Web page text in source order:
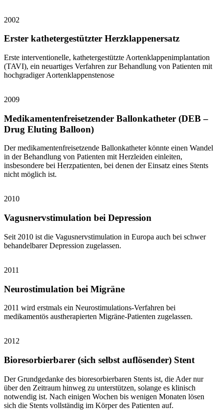
2002
Erster kathetergestützter Herzklappenersatz
Erste interventionelle, kathetergestützte Aortenklappenimplantation
(TAVI), ein neuartiges Verfahren zur Behandlung von Patienten mit
hochgradiger Aortenklappenstenose
2009
Medikamentenfreisetzender Ballonkatheter (DEB –
Drug Eluting Balloon)
Der medikamentenfreisetzende Ballonkatheter könnte einen Wandel
in der Behandlung von Patienten mit Herzleiden einleiten,
insbesondere bei Herzpatienten, bei denen der Einsatz eines Stents
nicht möglich ist.
2010
Vagusnervstimulation bei Depression
Seit 2010 ist die Vagusnervstimulation in Europa auch bei schwer
behandelbarer Depression zugelassen.
2011
Neurostimulation bei Migräne
2011 wird erstmals ein Neurostimulations-Verfahren bei
medikamentös austherapierten Migräne-Patienten zugelassen.
2012
Bioresorbierbarer (sich selbst auflösender) Stent
Der Grundgedanke des bioresorbierbaren Stents ist, die Ader nur
über den Zeitraum hinweg zu unterstützen, solange es klinisch
notwendig ist. Nach einigen Wochen bis wenigen Monaten lösen
sich die Stents vollständig im Körper des Patienten auf.